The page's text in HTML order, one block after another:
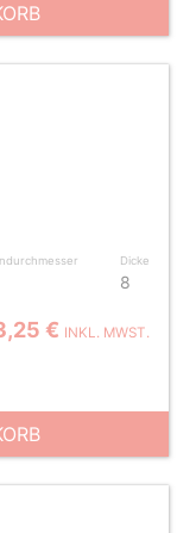
Dicke
8
€ INKL. MWST.